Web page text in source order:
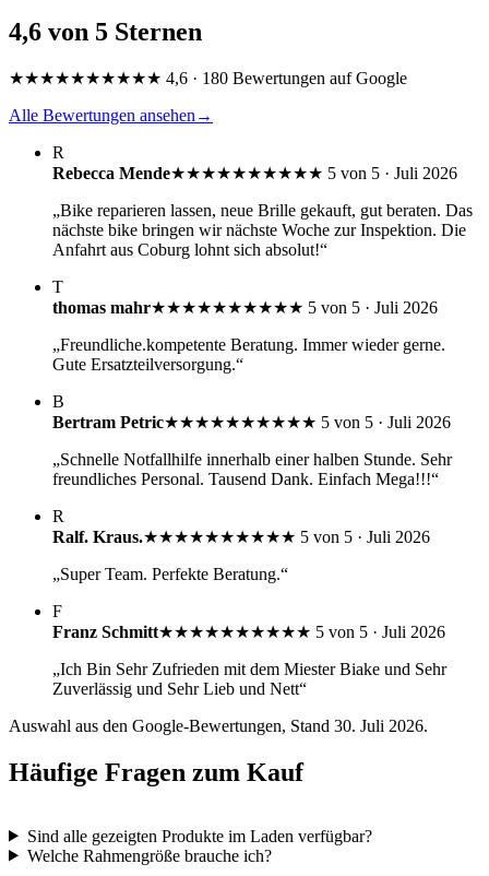
4,6 von 5 Sternen
★★★★★★★★★★ 4,6 · 180 Bewertungen auf Google
Alle Bewertungen ansehen→
R
Rebecca Mende★★★★★★★★★★ 5 von 5 · Juli 2026
„Bike reparieren lassen, neue Brille gekauft, gut beraten. Das
nächste bike bringen wir nächste Woche zur Inspektion. Die
Anfahrt aus Coburg lohnt sich absolut!“
T
thomas mahr★★★★★★★★★★ 5 von 5 · Juli 2026
„Freundliche.kompetente Beratung. Immer wieder gerne.
Gute Ersatzteilversorgung.“
B
Bertram Petric★★★★★★★★★★ 5 von 5 · Juli 2026
„Schnelle Notfallhilfe innerhalb einer halben Stunde. Sehr
freundliches Personal. Tausend Dank. Einfach Mega!!!“
R
Ralf. Kraus.★★★★★★★★★★ 5 von 5 · Juli 2026
„Super Team. Perfekte Beratung.“
F
Franz Schmitt★★★★★★★★★★ 5 von 5 · Juli 2026
„Ich Bin Sehr Zufrieden mit dem Miester Biake und Sehr
Zuverlässig und Sehr Lieb und Nett“
Auswahl aus den Google-Bewertungen, Stand 30. Juli 2026.
Häufige Fragen zum Kauf
Sind alle gezeigten Produkte im Laden verfügbar?
Welche Rahmengröße brauche ich?